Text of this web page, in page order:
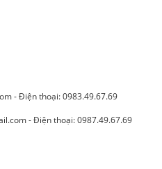
- Điện thoại: 0983.49.67.69
- Điện thoại: 0987.49.67.69